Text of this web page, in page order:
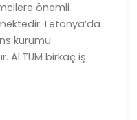
önemli
Letonya’da
kurumu
ALTUM birkaç iş